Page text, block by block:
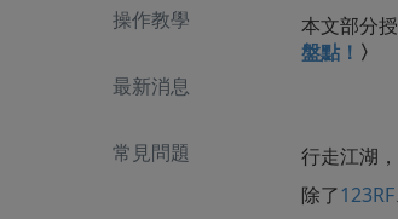
操作教學
最新消息
常見問題
本文部分
盤點！ 〉
行走江湖
除了123RF